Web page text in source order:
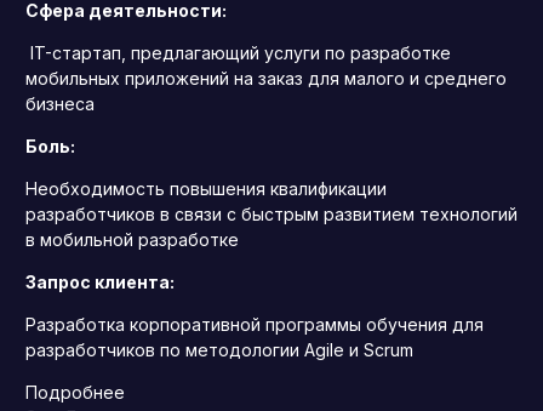
Сфера деятельности:
IT-стартап, предлагающий услуги по разработке
мобильных приложений на заказ для малого и среднего
бизнеса
Боль:
Необходимость повышения квалификации
разработчиков в связи с быстрым развитием технологий
в мобильной разработке
Запрос клиента:
Разработка корпоративной программы обучения для
разработчиков по методологии Agile и Scrum
Подробнее